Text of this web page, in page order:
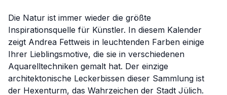
Die Natur ist immer wieder die größte
Inspirationsquelle für Künstler. In diesem Kalender
zeigt Andrea Fettweis in leuchtenden Farben einige
Ihrer Lieblingsmotive, die sie in verschiedenen
Aquarelltechniken gemalt hat. Der einzige
architektonische Leckerbissen dieser Sammlung ist
der Hexenturm, das Wahrzeichen der Stadt Jülich.